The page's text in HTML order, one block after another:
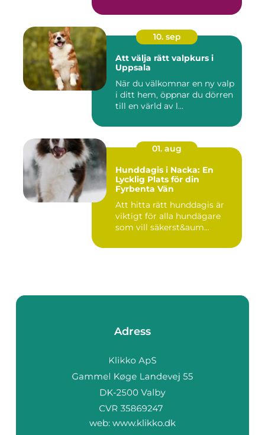
10. sep
Att välja rätt valpkurs i
Uppsala
När du välkomnar en ny valp
i ditt hem, öppnar du dörren
till en värld av l...
01. aug
Hunddagis i Nacka: En
Lycklig Plats för din
Fyrbenta Vän
Att hitta rätt hunddagis är
viktigt för alla hundägare
som vill säkerst&aum...
Adress
web: www.klikko.dk